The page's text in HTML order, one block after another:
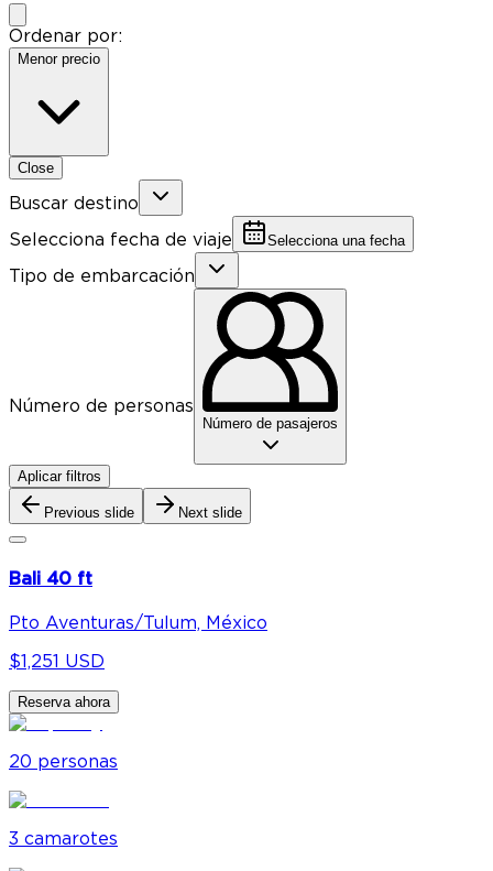
Ordenar por:
Menor precio
Close
Buscar destino
Selecciona fecha de viaje Selecciona una fecha
Tipo de embarcación
Número de personas
Número de pasajeros
Aplicar filtros
Previous slide Next slide
Bali 40 ft
Pto Aventuras/Tulum, México
$1,251 USD
Reserva ahora
20 personas
3 camarotes